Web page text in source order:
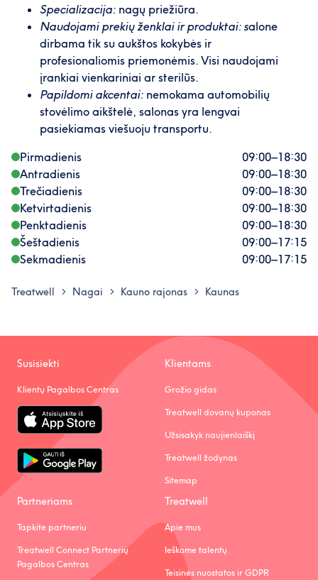
Specializacija: nagų priežiūra.
Naudojami prekių ženklai ir produktai: salone
dirbama tik su aukštos kokybės ir
profesionaliomis priemonėmis. Visi naudojami
įrankiai vienkariniai ar sterilūs.
Papildomi akcentai: nemokama automobilių
stovėlimo aikštelė, salonas yra lengvai
pasiekiamas viešuoju transportu.
Pirmadienis
09:00–18:30
Antradienis
09:00–18:30
Trečiadienis
09:00–18:30
Ketvirtadienis
09:00–18:30
Penktadienis
09:00–18:30
Šeštadienis
09:00–17:15
Sekmadienis
09:00–17:15
Treatwell > Nagai > Kauno rajonas > Kaunas
Susisiekti
Klientų Pagalbos Centras
Klientams
Grožio gidas
Treatwell dovanų kuponas
Užsisakyk naujienlaiškį
Treatwell žodynas
Sitemap
Partneriams
Tapkite partneriu
Treatwell Connect Partnerių
Pagalbos Centras
Treatwell
Apie mus
Ieškome talentų
Teisinės nuostatos ir GDPR